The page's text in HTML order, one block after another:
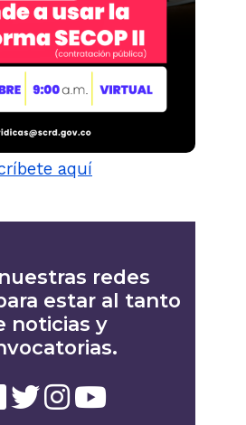
redes
estar al tanto
noticias y